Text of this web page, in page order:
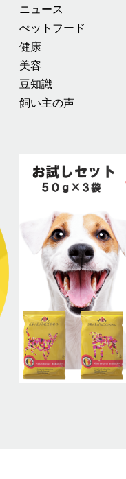
ニュース
ぺットフード
健康
美容
豆知識
飼い主の声